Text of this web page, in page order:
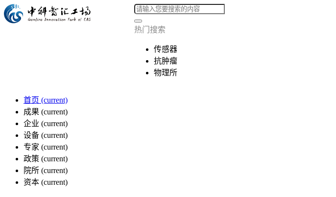
热门搜索
传感器
抗肿瘤
物理所
首页 (current)
成果 (current)
企业 (current)
设备 (current)
专家 (current)
政策 (current)
院所 (current)
资本 (current)